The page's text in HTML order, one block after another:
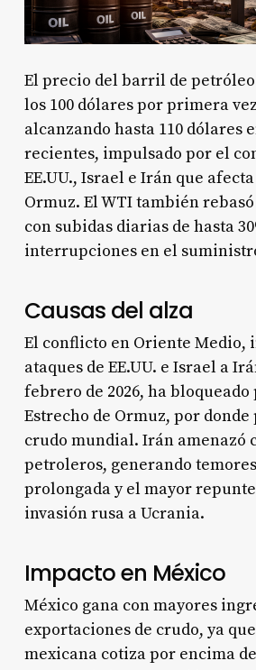
El precio del barril de
los 100 dólares por primera
alcanzando hasta 110 dólares
recientes, impulsado por el
EE.UU., Israel e Irán que
Ormuz. El WTI también
con subidas diarias de hasta
interrupciones en el
Causas del alza
El conflicto en Oriente Medio,
ataques de EE.UU. e Israel a
febrero de 2026, ha
Estrecho de Ormuz, por donde
crudo mundial. Irán amenazó
petroleros, generando
prolongada y el mayor
invasión rusa a Ucrania.​
Impacto en México
México gana con mayores
exportaciones de crudo, ya
mexicana cotiza por encima